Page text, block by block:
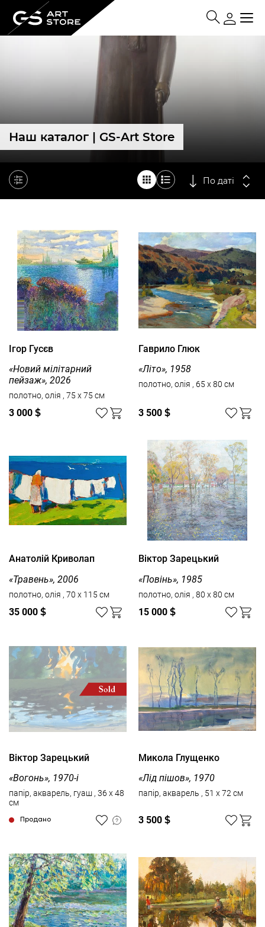
Наш каталог | GS-Art Store
По даті
Ігор Гусєв
«Новий мілітарний
пейзаж», 2026
полотно, олія , 75 x 75 см
3 000 $
Гаврило Глюк
«Літо», 1958
полотно, олія , 65 x 80 см
3 500 $
Анатолій Криволап
«Травень», 2006
полотно, олія , 70 x 115 см
35 000 $
Вiктор Зарецький
«Повінь», 1985
полотно, олія , 80 x 80 см
15 000 $
Вiктор Зарецький
«Вогонь», 1970-і
папір, акварель, гуаш , 36 x 48
см
Продано
Микола Глущенко
«Лід пішов», 1970
папір, акварель , 51 x 72 см
3 500 $